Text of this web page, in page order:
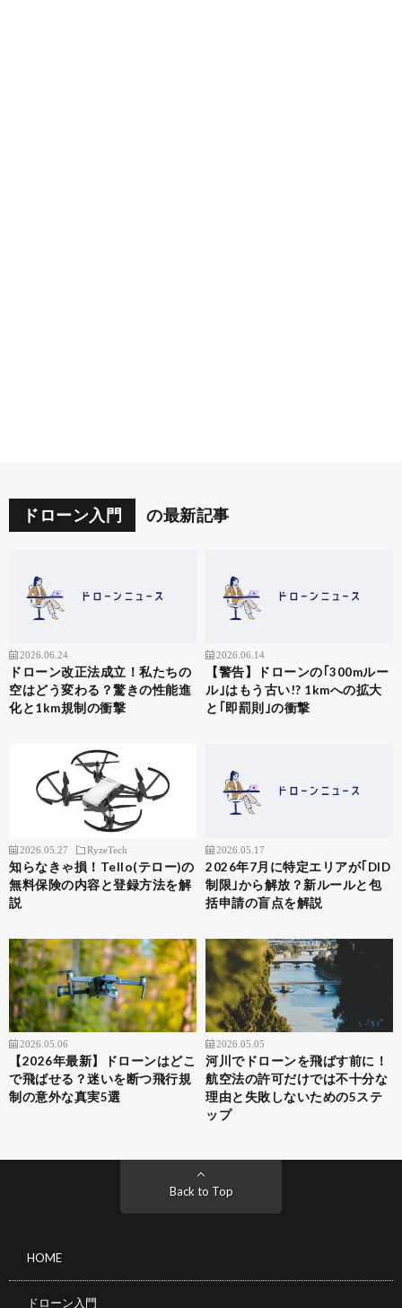
ドローン入門 の最新記事
2026.06.24
ドローン改正法成立！私たちの
空はどう変わる？驚きの性能進
化と1km規制の衝撃
2026.06.14
【警告】ドローンの｢300mルー
ル｣はもう古い!? 1kmへの拡大
と｢即罰則｣の衝撃
2026.05.27 RyzeTech
知らなきゃ損！Tello(テロー)の
無料保険の内容と登録方法を解
説
2026.05.17
2026年7月に特定エリアが｢DID
制限｣から解放？新ルールと包
括申請の盲点を解説
2026.05.06
【2026年最新】ドローンはどこ
で飛ばせる？迷いを断つ飛行規
制の意外な真実5選
2026.05.05
河川でドローンを飛ばす前に！
航空法の許可だけでは不十分な
理由と失敗しないための5ステ
ップ
Back to Top
HOME
ドローン入門